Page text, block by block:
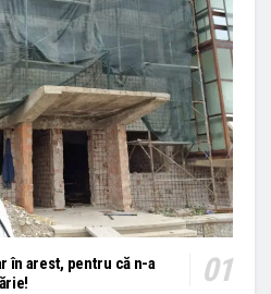
în arest, pentru că n-a